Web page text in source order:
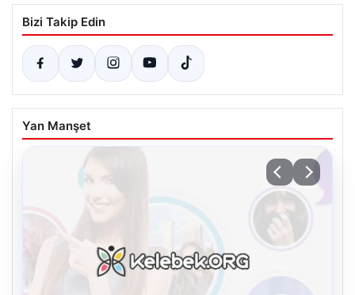
Bizi Takip Edin
Yan Manşet